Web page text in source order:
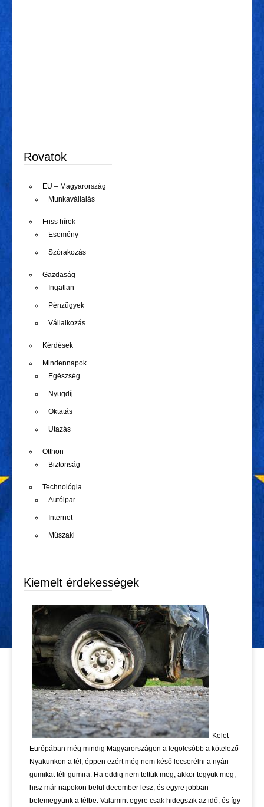
Rovatok
EU – Magyarország
Munkavállalás
Friss hírek
Esemény
Szórakozás
Gazdaság
Ingatlan
Pénzügyek
Vállalkozás
Kérdések
Mindennapok
Egészség
Nyugdíj
Oktatás
Utazás
Otthon
Biztonság
Technológia
Autóipar
Internet
Műszaki
Kiemelt érdekességek
Kelet
Európában még mindig Magyarországon a legolcsóbb a kötelező
Nyakunkon a tél, éppen ezért még nem késő lecserélni a nyári
gumikat téli gumira. Ha eddig nem tettük meg, akkor tegyük meg,
hisz már napokon belül december lesz, és egyre jobban
belemegyünk a télbe. Valamint egyre csak hidegszik az idő, és így